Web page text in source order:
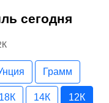
сегодня
Грамм
18К 14К 12К